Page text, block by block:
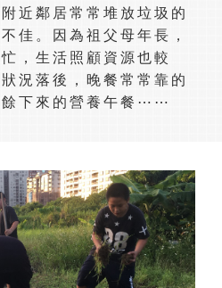
近鄰居常常堆放垃圾的
佳。因為祖父母年長，
，生活照顧資源也較
況落後，晚餐常常靠的
餘下來的營養午餐⋯⋯